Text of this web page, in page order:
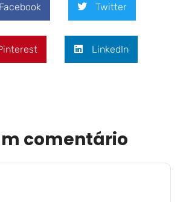
Facebook Twitter
LinkedIn
comentário